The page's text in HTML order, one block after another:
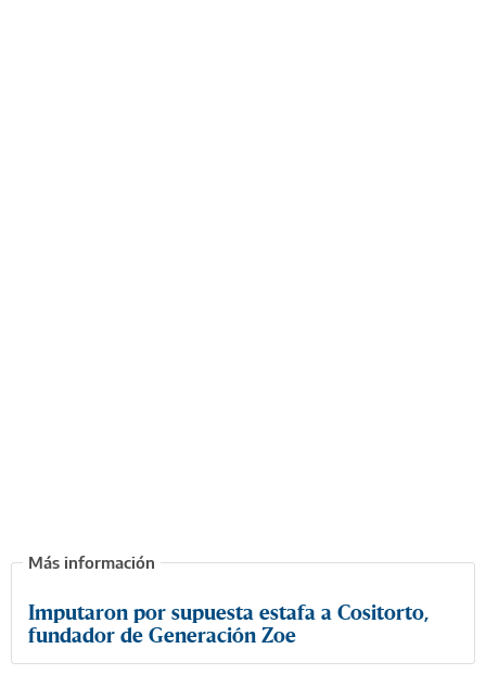
Imputaron por supuesta estafa a Cositorto,
fundador de Generación Zoe